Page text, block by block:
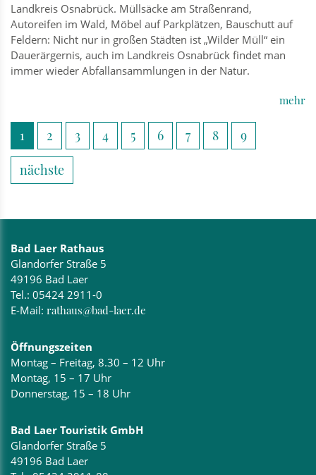
Landkreis Osnabrück. Müllsäcke am Straßenrand,
Autoreifen im Wald, Möbel auf Parkplätzen, Bauschutt auf
Feldern: Nicht nur in großen Städten ist „Wilder Müll“ ein
Dauerärgernis, auch im Landkreis Osnabrück findet man
immer wieder Abfallansammlungen in der Natur.
mehr
1 2 3 4 5 6 7 8 9
nächste
Bad Laer Rathaus
Glandorfer Straße 5
49196 Bad Laer
Tel.: 05424 2911-0
E-Mail: rathaus@bad-laer.de
Öffnungszeiten
Montag – Freitag, 8.30 – 12 Uhr
Montag, 15 – 17 Uhr
Donnerstag, 15 – 18 Uhr
Bad Laer Touristik GmbH
Glandorfer Straße 5
49196 Bad Laer